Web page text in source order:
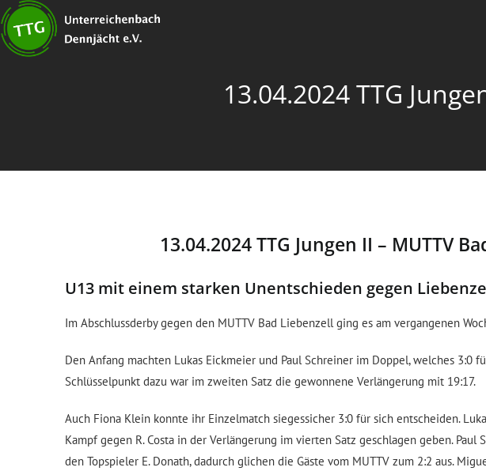
13.04.2024 TTG
13.04.2024 TTG Jungen II – MUTTV
U13 mit einem starken Unentschieden gegen
Im Abschlussderby gegen den MUTTV Bad Liebenzell ging es am vergangenen
Den Anfang machten Lukas Eickmeier und Paul Schreiner im Doppel, welches 3:0
Schlüsselpunkt dazu war im zweiten Satz die gewonnene Verlängerung mit 19:17.
Auch Fiona Klein konnte ihr Einzelmatch siegessicher 3:0 für sich entscheiden.
Kampf gegen R. Costa in der Verlängerung im vierten Satz geschlagen geben. Paul
den Topspieler E. Donath, dadurch glichen die Gäste vom MUTTV zum 2:2 aus.